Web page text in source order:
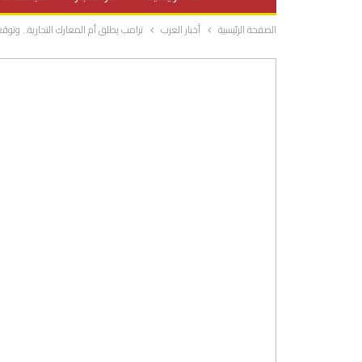
صحة وتغذية
المرأة والحياة الصفحة الرئيسية أخبار العرب ترامب يطلق أم المعارك التجارية..